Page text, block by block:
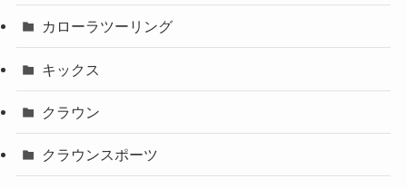
カローラツーリング
キックス
クラウン
クラウンスポーツ